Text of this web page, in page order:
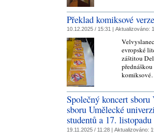
Překlad komiksové
10.12.2025 / 15:31 | Aktualizováno:
evropské
záštitou
Společný koncert
sboru Umělecké
studentů a 17. listopadu
19.11.2025 / 11:28 | Aktualizováno: